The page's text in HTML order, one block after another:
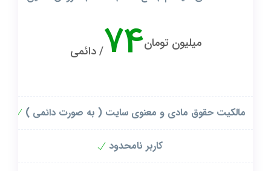
میلیون تومان74/ دائمی
مالکیت حقوق مادی و معنوی سایت ( به صورت دائمی )
کاربر نامحدود